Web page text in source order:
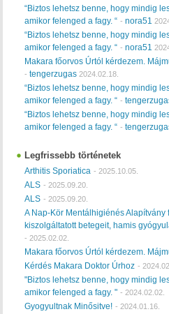
“Biztos lehetsz benne, hogy mindig
amikor felenged a fagy. “ -nora51
“Biztos lehetsz benne, hogy mindig
amikor felenged a fagy. “ -nora51
Makara főorvos Úrtól kérdezem.
-tengerzugas 2024.02.18.
“Biztos lehetsz benne, hogy mindig
amikor felenged a fagy. “ -
“Biztos lehetsz benne, hogy mindig
amikor felenged a fagy. “ -
Legfrissebb történetek
Arthitis Sporiatica - 2025.10.05.
ALS - 2025.09.20.
ALS - 2025.09.20.
A Nap-Kör Mentálhigiénés
kiszolgáltatott betegeit, hamis
- 2025.02.02.
Makara főorvos Úrtól kérdezem.
Kérdés Makara Doktor Úrhoz -
"Biztos lehetsz benne, hogy mindig
amikor felenged a fagy. " - 2024.02.02.
Gyogyultnak Minősitve! - 2024.01.16.